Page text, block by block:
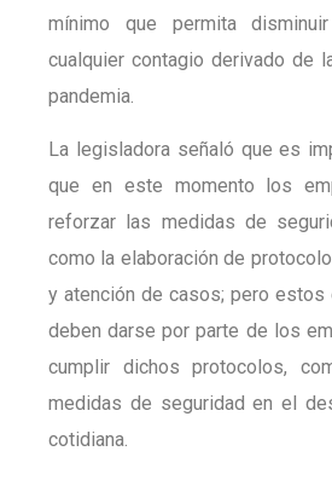
mínimo que permita
cualquier contagio derivado de
pandemia.
La legisladora señaló que es
que en este momento los
reforzar las medidas de
como la elaboración de
y atención de casos; pero
deben darse por parte de los
cumplir dichos protocolos,
medidas de seguridad en el
cotidiana.